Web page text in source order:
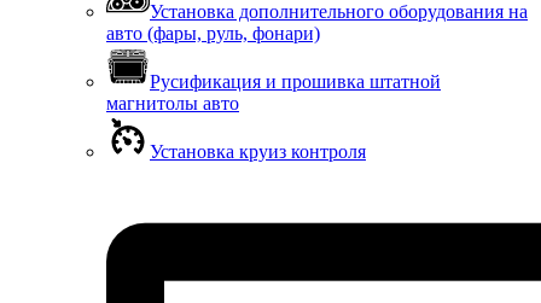
Установка дополнительного оборудования на
авто (фары, руль, фонари)
Русификация и прошивка штатной
магнитолы авто
Установка круиз контроля